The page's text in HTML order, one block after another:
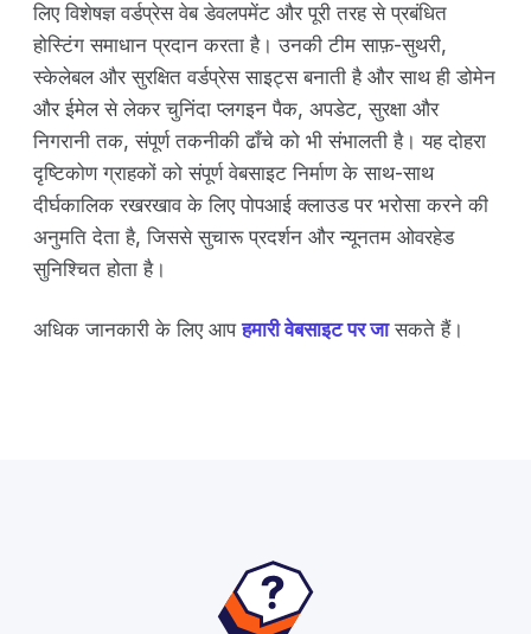
लिए विशेषज्ञ वर्डप्रेस वेब डेवलपमेंट और पूरी तरह से प्रबंधित
होस्टिंग समाधान प्रदान करता है। उनकी टीम साफ़-सुथरी,
स्केलेबल और सुरक्षित वर्डप्रेस साइट्स बनाती है और साथ ही डोमेन
और ईमेल से लेकर चुनिंदा प्लगइन पैक, अपडेट, सुरक्षा और
निगरानी तक, संपूर्ण तकनीकी ढाँचे को भी संभालती है। यह दोहरा
दृष्टिकोण ग्राहकों को संपूर्ण वेबसाइट निर्माण के साथ-साथ
दीर्घकालिक रखरखाव के लिए पोपआई क्लाउड पर भरोसा करने की
अनुमति देता है, जिससे सुचारू प्रदर्शन और न्यूनतम ओवरहेड
सुनिश्चित होता है।
अधिक जानकारी के लिए आपहमारी वेबसाइट पर जासकते हैं।